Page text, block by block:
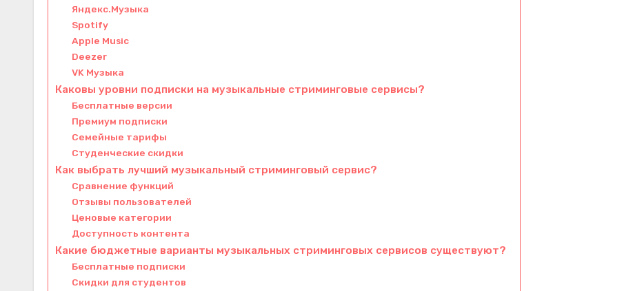
Яндекс.Музыка
Spotify
Apple Music
Deezer
VK Музыка
Каковы уровни подписки на музыкальные стриминговые сервисы?
Бесплатные версии
Премиум подписки
Семейные тарифы
Студенческие скидки
Как выбрать лучший музыкальный стриминговый сервис?
Сравнение функций
Отзывы пользователей
Ценовые категории
Доступность контента
Какие бюджетные варианты музыкальных стриминговых сервисов существуют?
Бесплатные подписки
Скидки для студентов